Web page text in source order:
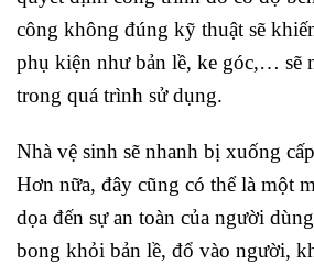
công không đúng kỹ thuật sẽ
phụ kiện như bản lề, ke góc,… sẽ
trong quá trình sử dụng.
Nhà vệ sinh sẽ nhanh bị xuống
Hơn nữa, đây cũng có thể là một
dọa đến sự an toàn của người
bong khỏi bản lề, đổ vào người,